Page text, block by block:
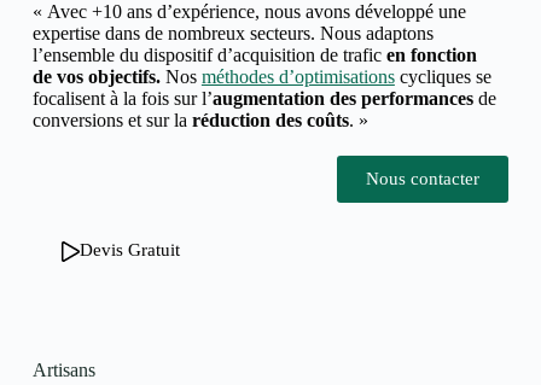
« Avec +10 ans d’expérience, nous avons développé une
expertise dans de nombreux secteurs. Nous adaptons
l’ensemble du dispositif d’acquisition de trafic en fonction
de vos objectifs.Nos méthodes d’optimisationscycliques se
focalisent à la fois sur l’augmentation des performancesde
conversions et sur la réduction des coûts. »
Nous contacter
Devis Gratuit
Artisans